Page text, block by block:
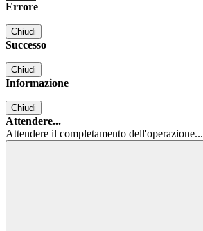
Errore
Chiudi
Successo
Chiudi
Informazione
Chiudi
Attendere...
Attendere il completamento dell'operazione...